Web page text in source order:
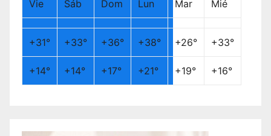
Vie Sáb Dom Lun Mar Mié
+31° +33° +36° +38° +26° +33°
+14° +14° +17° +21° +19° +16°